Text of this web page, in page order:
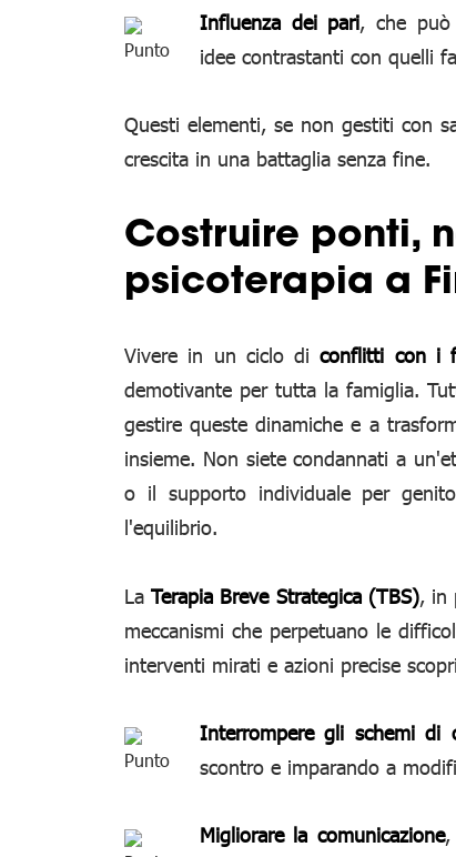
Influenza dei pari, che può
idee contrastanti con quelli
Questi elementi, se non gestiti con
crescita in una battaglia senza fine.
Costruire ponti,
psicoterapia a
Vivere in un ciclo diconflitti con i
demotivante per tutta la famiglia.
gestire queste dinamiche e a
insieme. Non siete condannati a
o il supporto individuale per
l'equilibrio.
LaTerapia Breve Strategica (TBS), in
meccanismi che perpetuano le
interventi mirati e azioni precise
Interrompere gli schemi di
scontro e imparando a
Migliorare la comunicazione,